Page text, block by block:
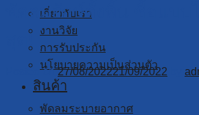
เกี่ยวกับเรา
งานวิจัย
การรับประกัน
นโยบายความเป็นส่วนตัว
สินค้า
พัดลมระบายอากาศ
พัดลมยักษ์ตั้งพื้น ซื้อแบบ
สุด!
Posted on27/08/202221/09/2022